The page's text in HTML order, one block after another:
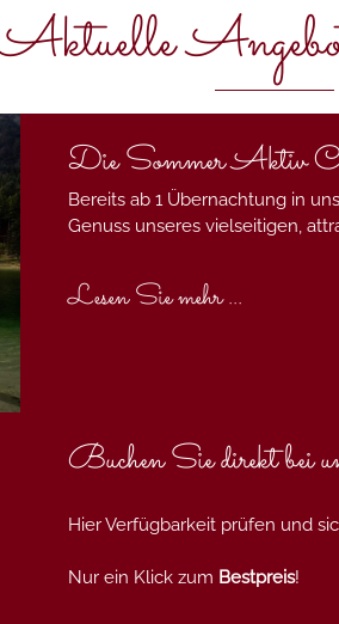
Aktuelle
Die Sommer Aktiv
Bereits ab 1 Übernachtung in
Genuss unseres vielseitigen,
Lesen Sie mehr ...
Buchen Sie direkt bei
Hier Verfügbarkeit prüfen und
Nur ein Klick zum Bestpreis!